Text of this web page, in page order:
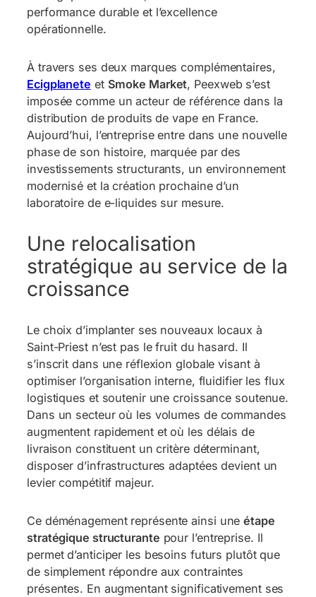
performance durable et l’excellence
opérationnelle.
À travers ses deux marques complémentaires,
Ecigplanete et Smoke Market, Peexweb s’est
imposée comme un acteur de référence dans la
distribution de produits de vape en France.
Aujourd’hui, l’entreprise entre dans une nouvelle
phase de son histoire, marquée par des
investissements structurants, un environnement
modernisé et la création prochaine d’un
laboratoire de e-liquides sur mesure.
Une relocalisation
stratégique au service de la
croissance
Le choix d’implanter ses nouveaux locaux à
Saint-Priest n’est pas le fruit du hasard. Il
s’inscrit dans une réflexion globale visant à
optimiser l’organisation interne, fluidifier les flux
logistiques et soutenir une croissance soutenue.
Dans un secteur où les volumes de commandes
augmentent rapidement et où les délais de
livraison constituent un critère déterminant,
disposer d’infrastructures adaptées devient un
levier compétitif majeur.
Ce déménagement représente ainsi uneétape
stratégique structurante pour l’entreprise. Il
permet d’anticiper les besoins futurs plutôt que
de simplement répondre aux contraintes
présentes. En augmentant significativement ses